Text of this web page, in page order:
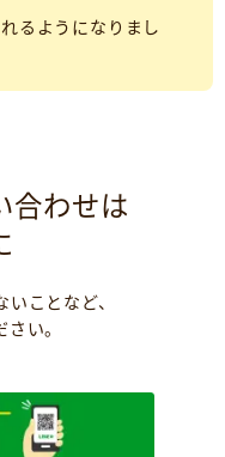
るようになりまし
合わせは
ことなど、
い。